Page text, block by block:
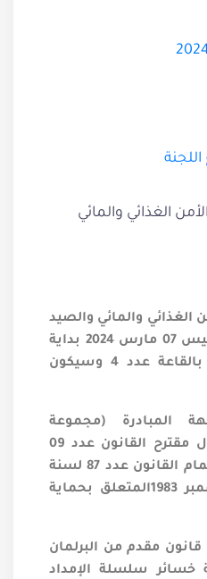
الغذائي والمائي
الغذائي والمائي والصيد
البحري جلسة يوم الخميس 07 مارس 2024 بداية
من الساعة 10 صباحا بالقاعة عدد 4 وسيكون
المبادرة (مجموعة
من السادة النواب) حول مقترح القانون عدد 09
لسنة 2024 المتعلق بإتمام القانون عدد 87 لسنة
1983 المؤرخ في 11 نوفمبر 1983المتعلق بحماية
قانون مقدم من البرلمان
خسائر سلسلة الإمداد